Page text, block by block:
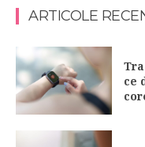
ARTICOLE
ce